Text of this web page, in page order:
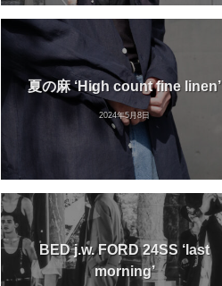
夏の麻 ‘High count fine linen’
2024年5月8日
BED j.w. FORD 24SS ‘last
morning’